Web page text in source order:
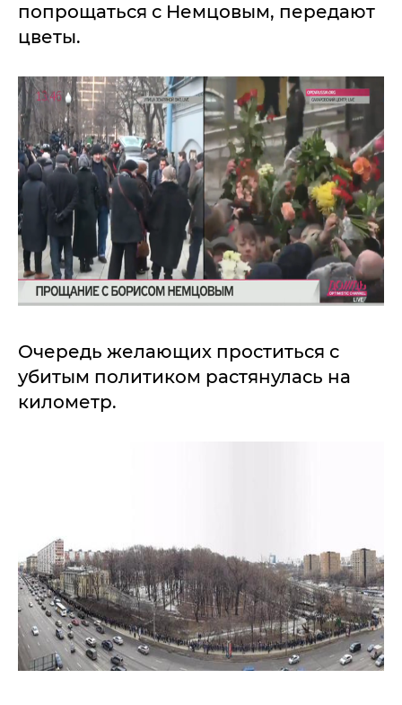
попрощаться с Немцовым, передают
цветы.
Очередь желающих проститься с
убитым политиком растянулась на
километр.